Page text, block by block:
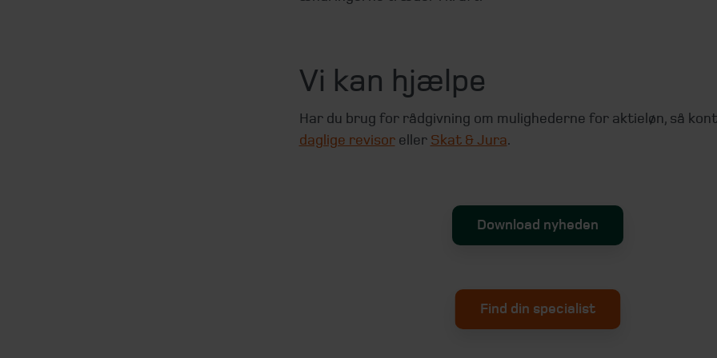
Vi kan hjælpe
Har du brug for rådgivning om mulighederne for aktieløn, så
daglige revisoreller Skat & Jura.
Download nyheden
Find din specialist